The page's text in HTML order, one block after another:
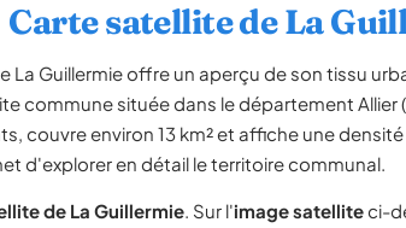
Carte satellite de La
La Guillermie offre un aperçu de son tissu
commune située dans le département Allier
couvre environ 13 km² et affiche une
d'explorer en détail le territoire communal.
de La Guillermie. Sur l'image satelliteci-